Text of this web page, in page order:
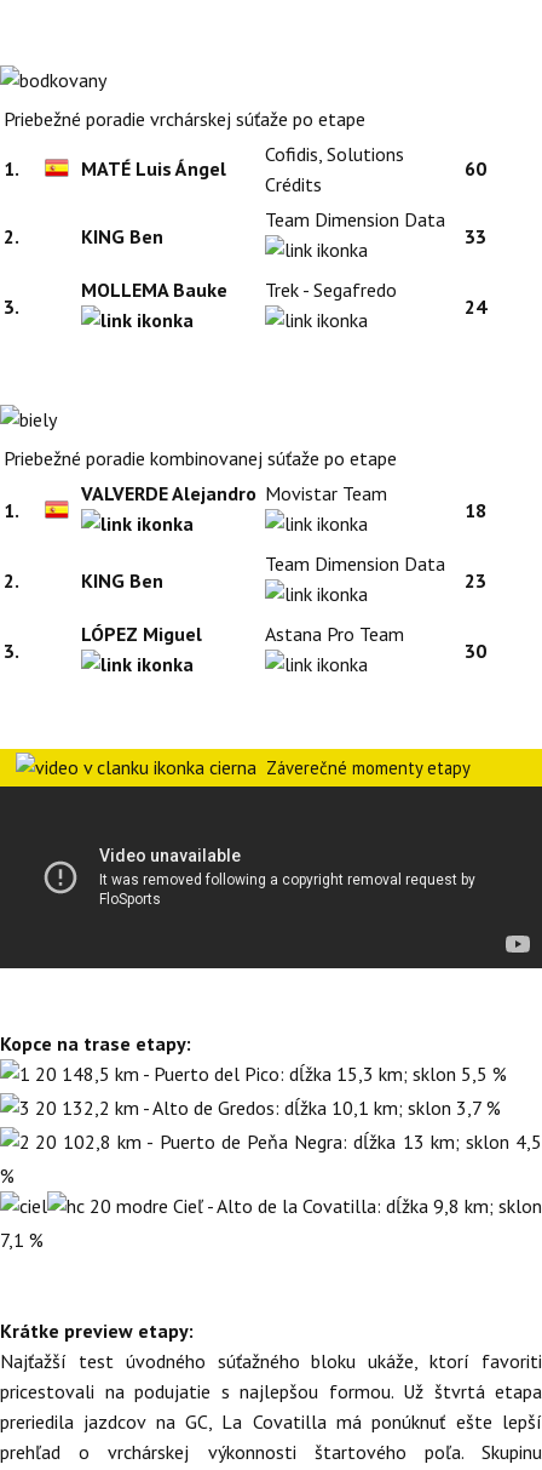
Priebežné poradie vrchárskej súťaže po etape
1. MATÉ Luis Ángel
Cofidis, Solutions
Crédits
60
2. KING Ben
Team Dimension Data
33
3.
MOLLEMA Bauke Trek - Segafredo
24
Priebežné poradie kombinovanej súťaže po etape
1.
VALVERDE Alejandro Movistar Team
18
2. KING Ben
Team Dimension Data
23
3.
LÓPEZ Miguel Astana Pro Team
30
Záverečné momenty etapy
Kopce na trase etapy:
148,5 km - Puerto del Pico: dĺžka 15,3 km; sklon 5,5 %
132,2 km - Alto de Gredos: dĺžka 10,1 km; sklon 3,7 %
102,8 km - Puerto de Peňa Negra: dĺžka 13 km; sklon 4,5
%
Cieľ - Alto de la Covatilla: dĺžka 9,8 km; sklon
7,1 %
Krátke preview etapy:
Najťažší test úvodného súťažného bloku ukáže, ktorí favoriti
pricestovali na podujatie s najlepšou formou. Už štvrtá etapa
preriedila jazdcov na GC, La Covatilla má ponúknuť ešte lepší
prehľad o vrchárskej výkonnosti štartového poľa. Skupinu